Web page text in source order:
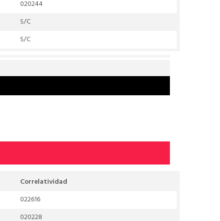
020244
S/C
S/C
Correlatividad
022616
020228